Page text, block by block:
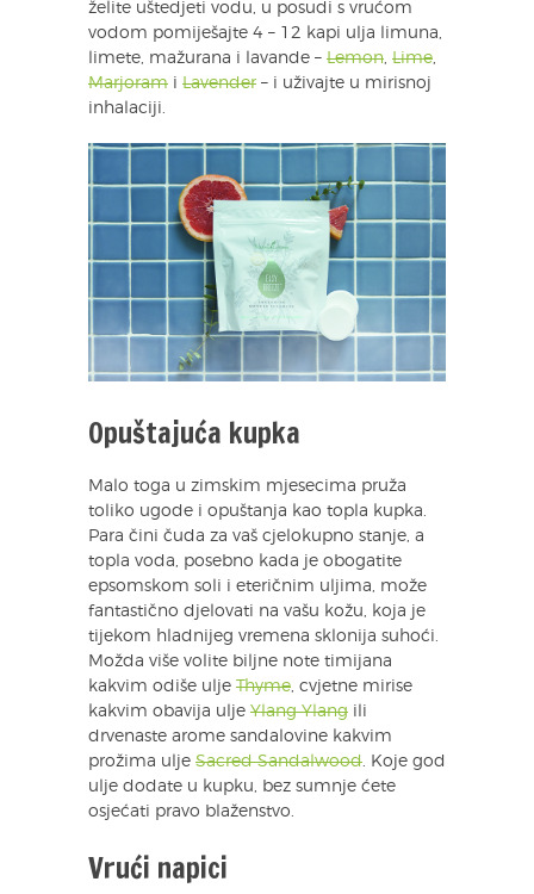
želite uštedjeti vodu, u posudi s vrućom
vodom pomiješajte 4 – 12 kapi ulja limuna,
limete, mažurana i lavande – Lemon, Lime,
Marjoram i Lavender – i uživajte u mirisnoj
inhalaciji.
Opuštajuća kupka
Malo toga u zimskim mjesecima pruža
toliko ugode i opuštanja kao topla kupka.
Para čini čuda za vaš cjelokupno stanje, a
topla voda, posebno kada je obogatite
epsomskom soli i eteričnim uljima, može
fantastično djelovati na vašu kožu, koja je
tijekom hladnijeg vremena sklonija suhoći.
Možda više volite biljne note timijana
kakvim odiše ulje Thyme, cvjetne mirise
kakvim obavija ulje Ylang Ylang ili
drvenaste arome sandalovine kakvim
prožima ulje Sacred Sandalwood. Koje god
ulje dodate u kupku, bez sumnje ćete
osjećati pravo blaženstvo.
Vrući napici